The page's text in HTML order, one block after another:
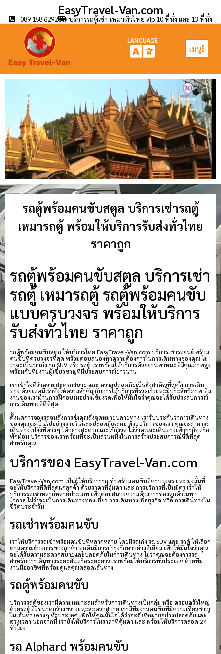
EasyTravel-Van.com
089 158 6292 บริการรถตู้เช่า-เหมาทั่วไทย Vip 10 ที่นั่ง และ 13 ที่นั่ง
เมนู
LANGUAGE
รถตู้พร้อมคนขับสตูล บริการเช่ารถตู้
เหมารถตู้ พร้อมให้บริการรับส่งทั่วไทย
ราคาถูก
รถตู้พร้อมคนขับสตูล บริการเช่า
รถตู้ เหมารถตู้ รถตู้พร้อมคนขับ
แบบครบวงจร พร้อมให้บริการ
รับส่งทั่วไทย ราคาถูก
รถตู้พร้อมคนขับสตูล ให้บริการโดย EasyTravel-Van.com บริการเช่ารถยนต์พร้อม
คนขับที่ครบวงจรที่สุด พร้อมตอบสนองทุกความต้องการในการเดินทางของคุณ ไม่
ว่าจะเป็นรถเก๋ง รถ SUV หรือ รถตู้ เราพร้อมให้บริการด้วยยานพาหนะที่มีคุณภาพสูง
พร้อมกับทีมงานผู้เชี่ยวชาญที่มีประสบการณ์ยาวนาน
เราเข้าใจดีว่าความสะดวกสบาย และ ความปลอดภัยเป็นสิ่งสำคัญที่สุดในการเดิน
ทาง ด้วยเหตุนี้เราจึงให้ความสำคัญกับการให้บริการที่รวดเร็วและมีประสิทธิภาพ ทีม
งานของเราผ่านการฝึกอบรมอย่างเข้มงวดเพื่อให้มั่นใจว่าคุณจะได้รับประสบการณ์
การเดินทางที่ดีที่สุด
ตั้งแต่การจองรถจนถึงการส่งคุณถึงจุดหมายปลายทาง เรารับประกันว่าการเดินทาง
ของคุณจะเป็นไปอย่างราบรื่นและปลอดภัยเสมอ ด้วยบริการของเรา คุณจะสามารถ
เดินทางไปยังที่ต่างๆ ได้อย่างสะดวกและไร้กังวล ไม่ว่าคุณจะเดินทางเพื่อธุรกิจหรือ
พักผ่อน บริการของเราพร้อมที่จะเป็นส่วนหนึ่งในการสร้างประสบการณ์ที่ดีที่สุด
สำหรับคุณ
บริการของ EasyTravel-Van.com
EasyTravel-Van.com เป็นผู้ให้บริการรถเช่าพร้อมคนขับที่ครบวงจร และ มุ่งมั่นที่
จะให้บริการที่ดีที่สุดแก่ลูกค้า ด้วยราคาที่คุ้มค่า และ การบริการที่เป็นมิตร เราให้
บริการรถเช่าหลากหลายประเภท เพื่อตอบสนองความต้องการของลูกค้าในทุก
โอกาส ไม่ว่าจะเป็นการเดินทางท่องเที่ยว การเดินทางเพื่อธุรกิจ หรือ การเดินทางใน
ชีวิตประจำวัน
รถเช่าพร้อมคนขับ
เราให้บริการรถเช่าพร้อมคนขับที่หลากหลาย โดยมีรถเก๋ง รถ SUV และ รถตู้ ให้เลือก
ตามความต้องการของลูกค้า ทุกคันมีการบำรุงรักษาอย่างดีเยี่ยม เพื่อให้มั่นใจว่าคุณ
จะได้รับความสะดวกสบายและปลอดภัยในการเดินทาง ไม่ว่าคุณจะต้องการรถ
สำหรับการเดินทางระยะสั้นหรือระยะยาว เราพร้อมให้บริการทั่วประเทศ ด้วยทีม
งานมืออาชีพที่พร้อมดูแลคุณตลอดเส้นทาง
รถตู้พร้อมคนขับ
บริการรถตู้ของเรามีความเหมาะสมสำหรับการเดินทางเป็นกลุ่ม หรือ ครอบครัวใหญ่
ด้วยรถตู้ที่มีขนาดกว้างขวางและสะดวกสบาย เรามีทีมงานคนขับที่มีความเชี่ยวชาญ
ในเส้นทางต่างๆ ทั่วประเทศ เพื่อให้คุณมั่นใจได้ว่าจะถึงที่หมายอย่างปลอดภัยและ
ตรงเวลา นอกจากนี้ เรายังให้บริการในราคาที่คุ้มค่า และ พร้อมให้บริการตลอด 24
ชั่วโมง
รถ Alphard พร้อมคนขับ